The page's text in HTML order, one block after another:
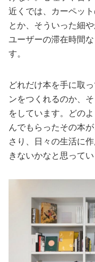
近くでは、カーペッ
とか、そういった細
ユーザーの滞在時間
す。
どれだけ本を手に取
ンをつくれるのか、
をしています。どの
んでもらったその本
さり、日々の生活に
きないかなと思ってい